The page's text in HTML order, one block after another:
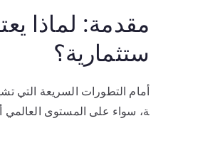
مقدمة: لماذا
ستثمارية؟
أمام التطورات السريعة التي
ة، سواء على المستوى العالمي